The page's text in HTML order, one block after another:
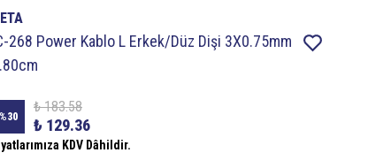
268 Power Kablo L Erkek/Düz Dişi 3X0.75mm
%30
₺ 183.58
₺ 129.36
KDV Dâhildir.